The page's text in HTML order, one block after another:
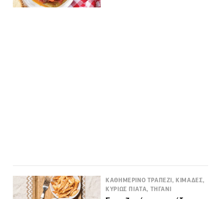
ΚΑΘΗΜΕΡΙΝΟ ΤΡΑΠΕΖΙ, ΚΙΜΑΔΕΣ,
ΚΥΡΙΩΣ ΠΙΑΤΑ, ΤΗΓΑΝΙ